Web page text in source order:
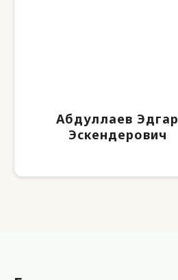
Абдуллаев Эдгар
Эскендерович